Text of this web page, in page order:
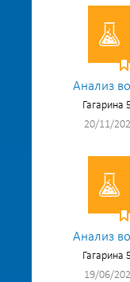
Анализ
Гагарина
20/11/
Анализ
Гагарина
19/06/